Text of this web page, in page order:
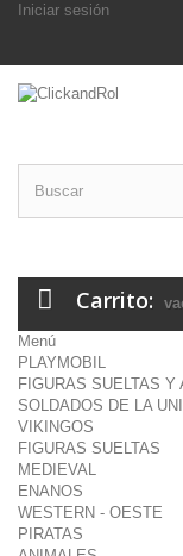
Iniciar sesión
Carrito:
Menú
PLAYMOBIL
FIGURAS SUELTAS Y
SOLDADOS DE LA
VIKINGOS
FIGURAS SUELTAS
MEDIEVAL
ENANOS
WESTERN - OESTE
PIRATAS